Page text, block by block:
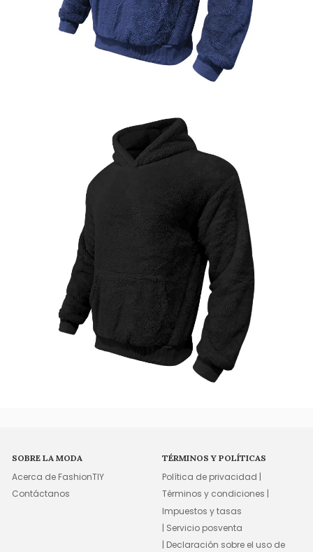
SOBRE LA MODA
Acerca de FashionTIY
Contáctanos
TÉRMINOS Y POLÍTICAS
Política de privacidad |
Términos y condiciones |
Impuestos y tasas
| Servicio posventa
| Declaración sobre el uso de